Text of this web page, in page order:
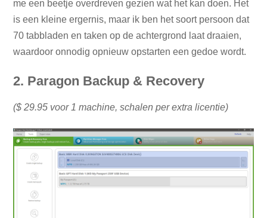
me een beetje overdreven gezien wat het kan doen. Het
is een kleine ergernis, maar ik ben het soort persoon dat
70 tabbladen en taken op de achtergrond laat draaien,
waardoor onnodig opnieuw opstarten een gedoe wordt.
2. Paragon Backup & Recovery
($ 29.95 voor 1 machine, schalen per extra licentie)